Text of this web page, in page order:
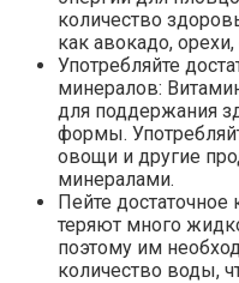
количество
как авокадо,
Употребляйте
минералов:
для поддержания
формы.
овощи и другие
минералами.
Пейте
теряют много
поэтому им
количество воды,